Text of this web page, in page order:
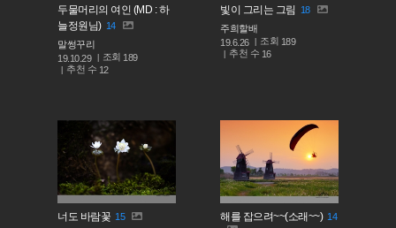
두물머리의 여인 (MD : 하
늘정원님) 14
말썽꾸리
19.10.29
조회 189
추천 수 12
빛이 그리는 그림 18
주희할배
19.6.26
조회 189
추천 수 16
너도 바람꽃 15
해를 잡으려~~(소래~~) 14